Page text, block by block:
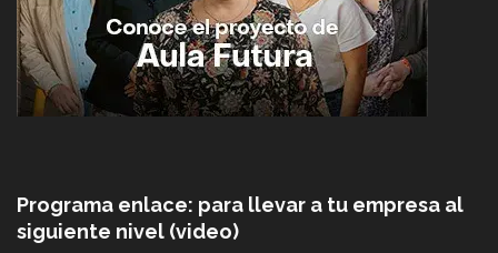
Programa enlace: para llevar a tu empresa al
siguiente nivel (video)